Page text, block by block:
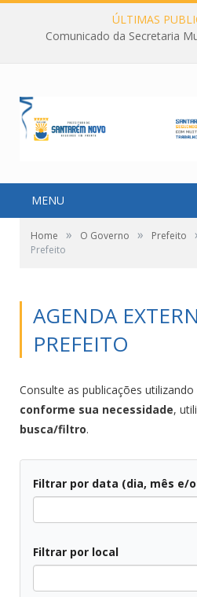
ÚLTIMAS
Comunicado da Secretaria
MENU
Home » O Governo » Prefeito
Prefeito
AGENDA
PREFEITO
Consulte as publicações
conforme sua necessidade,
busca/filtro.
Filtrar por data (dia, mês e/
Filtrar por local